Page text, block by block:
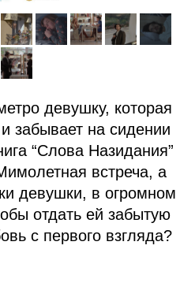
девушку, которая
забывает на сидении
“Слова Назидания”
встреча, а
девушки, в огромном
отдать ей забытую
с первого взгляда?